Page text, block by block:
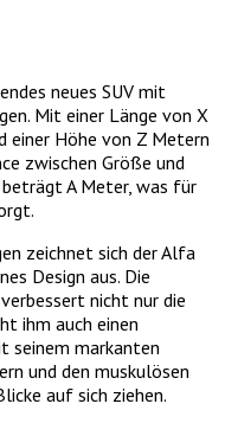
neues SUV mit
Mit einer Länge von X
einer Höhe von Z Metern
zwischen Größe und
A Meter, was für
zeichnet sich der Alfa
Design aus. Die
nicht nur die
ihm auch einen
seinem markanten
und den muskulösen
auf sich ziehen.